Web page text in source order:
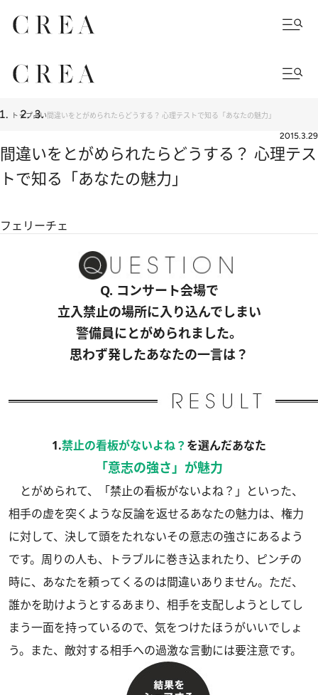
トップ占い 間違いをとがめられたらどうする？ 心理テストで知る「あなたの魅力」
2015.3.29
間違いをとがめられたらどうする？ 心理テス
トで知る「あなたの魅力」
フェリーチェ
Q. コンサート会場で
立入禁止の場所に入り込んでしまい
警備員にとがめられました。
思わず発したあなたの一言は？
1.禁止の看板がないよね？ を選んだあなた
「意志の強さ」が魅力
とがめられて、「禁止の看板がないよね？」といった、
相手の虚を突くような反論を返せるあなたの魅力は、権力
に対して、決して頭をたれないその意志の強さにあるよう
です。周りの人も、トラブルに巻き込まれたり、ピンチの
時に、あなたを頼ってくるのは間違いありません。ただ、
誰かを助けようとするあまり、相手を支配しようとしてし
まう一面を持っているので、気をつけたほうがいいでしょ
う。また、敵対する相手への過激な言動には要注意です。